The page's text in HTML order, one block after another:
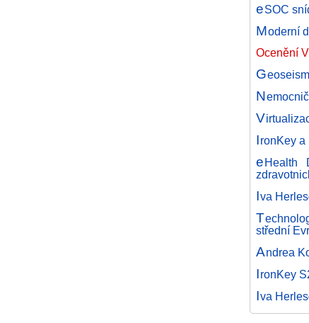
eSOC
Moderní
Ocenění
G
N
V
IronKey
eHealth
Iva
T
střední
Andrea
IronKey
Iva